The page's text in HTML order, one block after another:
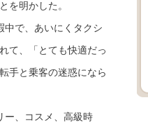
を明かした。
中で、あいにくタクシ
て、「とても快適だっ
手と乗客の迷惑になら
ー、コスメ、高級時